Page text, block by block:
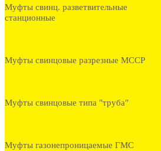
Муфты свинц. разветвительные
станционные
Муфты свинцовые разрезные МССР
Муфты свинцовые типа "труба"
Муфты газонепроницаемые ГМС